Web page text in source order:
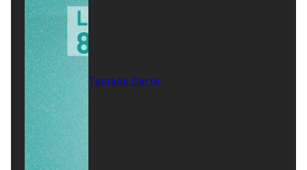
Tamaño Carta